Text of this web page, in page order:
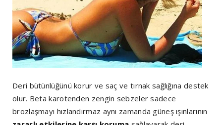
Deri bütünlüğünü korur ve saç ve tırnak sağlığına destek
olur. Beta karotenden zengin sebzeler sadece
brozlaşmayı hızlandırmaz aynı zamanda güneş ışınlarının